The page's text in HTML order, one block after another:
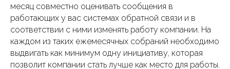
месяц совместно оценивать сообщения в
работающих у вас системах обратной связи и в
соответствии с ними изменять работу компании. На
каждом из таких ежемесячных собраний необходимо
выдвигать как минимум одну инициативу, которая
позволит компании стать лучше как место для работы.